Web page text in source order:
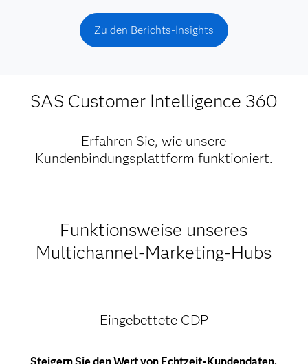
Zu den Berichts-Insights
SAS Customer Intelligence 360
Erfahren Sie, wie unsere
Kundenbindungsplattform funktioniert.
Funktionsweise unseres
Multichannel-Marketing-Hubs
Eingebettete CDP